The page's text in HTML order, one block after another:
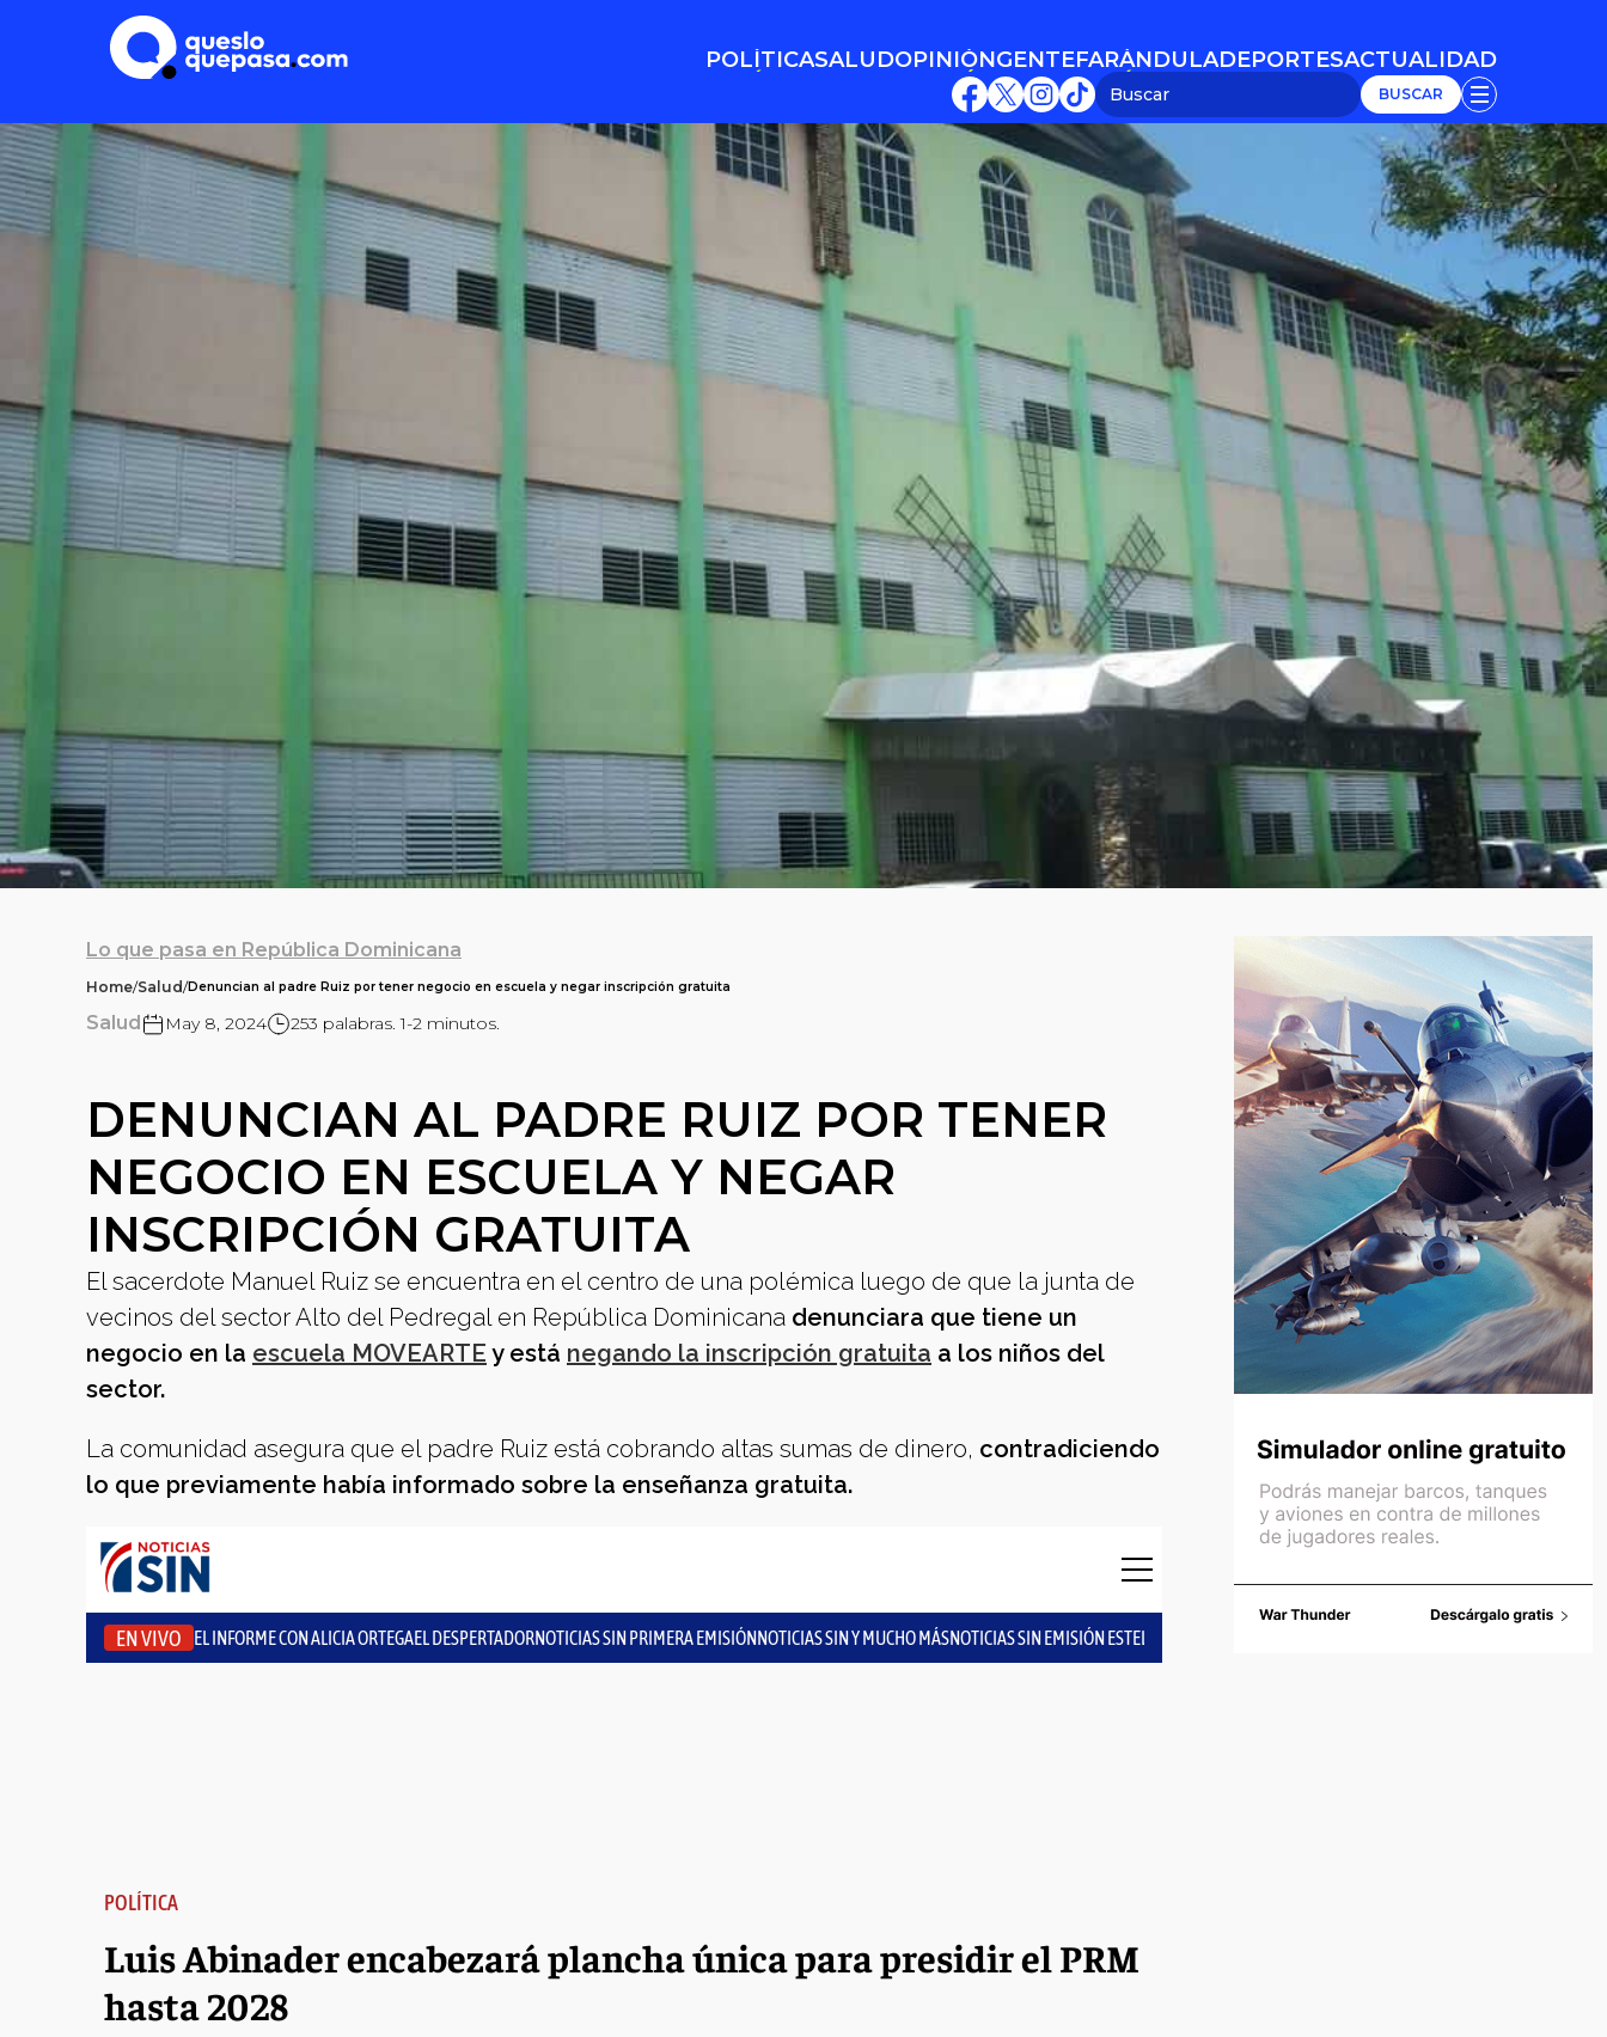
POLÍTICASALUDOPINIÓN
OPINIÓN
GENTE
GENTE
FARÁNDULA
FARÁNDULA
DEPORTESACTUALIDAD
ACTUALIDAD
Lo que pasa en República Dominicana
Home/Salud/Denuncian al padre Ruiz por tener negocio en escuela y negar inscripción gratuita
Salud May 8, 2024 253 palabras. 1-2 minutos.
DENUNCIAN AL PADRE RUIZ POR TENER
NEGOCIO EN ESCUELA Y NEGAR
INSCRIPCIÓN GRATUITA
El sacerdote Manuel Ruiz se encuentra en el centro de una polémica luego de que la junta de
vecinos del sector Alto del Pedregal en República Dominicana denunciara que tiene un
negocio en la escuela MOVEARTE y está negando la inscripción gratuita a los niños del
sector.
La comunidad asegura que el padre Ruiz está cobrando altas sumas de dinero, contradiciendo
lo que previamente había informado sobre la enseñanza gratuita.